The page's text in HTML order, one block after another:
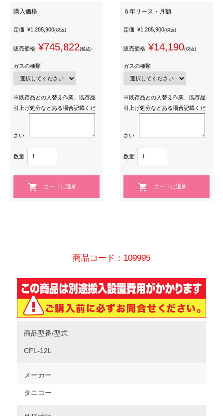
購入価格
定価 ¥1,285,900(税込)
販売価格 ¥745,822(税込)
ガスの種類
※既存品との入替え作業、既存品
引上げ処分などある場合記載くだ
さい
数量
６年リース・月額
定価 ¥1,285,900(税込)
販売価格 ¥14,190(税込)
ガスの種類
※既存品との入替え作業、既存品
引上げ処分などある場合記載くだ
さい
数量
商品コード：109995
商品型番/型式
CFL-12L
メーカー
タニコー